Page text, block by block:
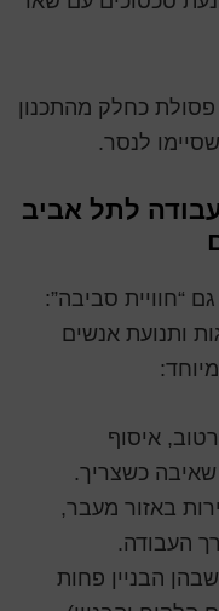
פסולת כחלק מהתכנון
לנסר.
לתל אביב
“חוויית סביבה”:
ותנועת אנשים
איסוף
שאיבה כשצריך.
באזור מעבר,
העבודה.
הבניין פחות